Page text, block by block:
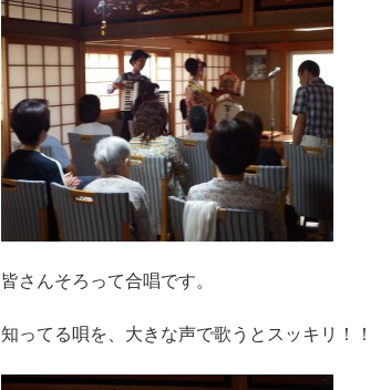
皆さんそろって合唱です。
知ってる唄を、大きな声で歌うとスッキリ！！